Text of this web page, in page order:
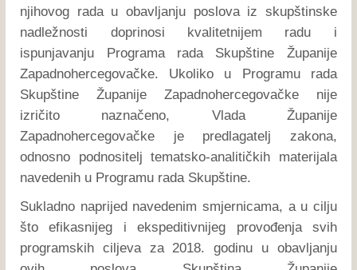
njihovog rada u obavljanju poslova iz skupštinske
nadležnosti doprinosi kvalitetnijem radu i
ispunjavanju Programa rada Skupštine Županije
Zapadnohercegovačke. Ukoliko u Programu rada
Skupštine Županije Zapadnohercegovačke nije
izričito naznačeno, Vlada Županije
Zapadnohercegovačke je predlagatelj zakona,
odnosno podnositelj tematsko-analitičkih materijala
navedenih u Programu rada Skupštine.
Sukladno naprijed navedenim smjernicama, a u cilju
što efikasnijeg i ekspeditivnijeg provođenja svih
programskih ciljeva za 2018. godinu u obavljanju